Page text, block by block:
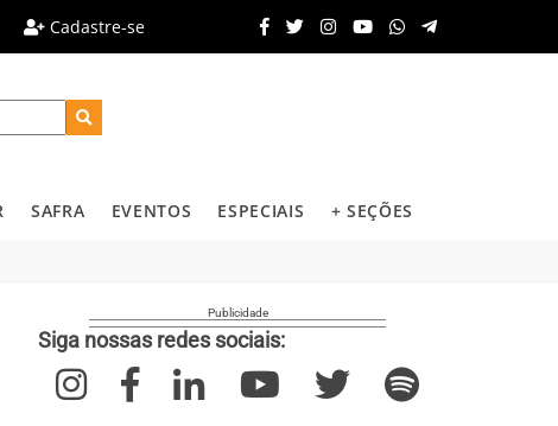
Cadastre-se
SAFRA EVENTOS ESPECIAIS + SEÇÕES
Siga nossas redes sociais: